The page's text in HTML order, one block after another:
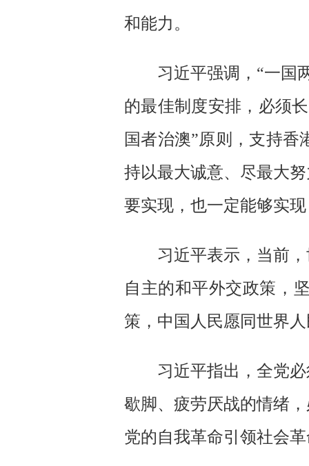
和能力。
习近平强调，“一国
的最佳制度安排，必须
国者治澳”原则，支持
持以最大诚意、尽最大
要实现，也一定能够实
习近平表示，当前
自主的和平外交政策，
策，中国人民愿同世界
习近平指出，全党
歇脚、疲劳厌战的情绪
党的自我革命引领社会